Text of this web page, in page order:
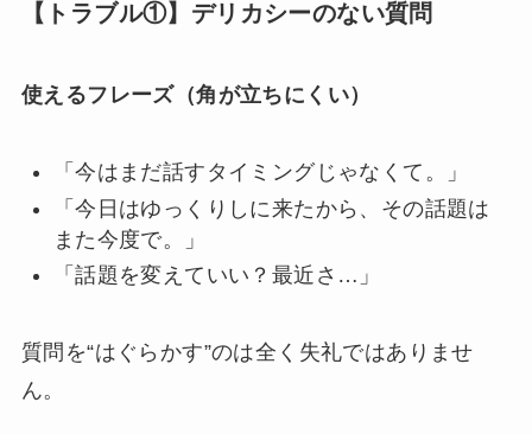
【トラブル①】デリカシーのない質問
使えるフレーズ（角が立ちにくい）
「今はまだ話すタイミングじゃなくて。」
「今日はゆっくりしに来たから、その話題は
また今度で。」
「話題を変えていい？最近さ…」
質問を“はぐらかす”のは全く失礼ではありませ
ん。